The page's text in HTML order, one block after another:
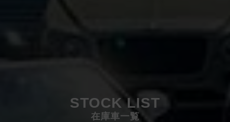
STOCK LIST
在庫車一覧